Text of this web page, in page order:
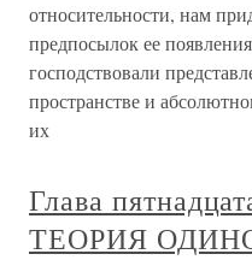
относительности, нам
предпосылок ее
господствовали
пространстве и
их
Глава
ТЕОРИЯ